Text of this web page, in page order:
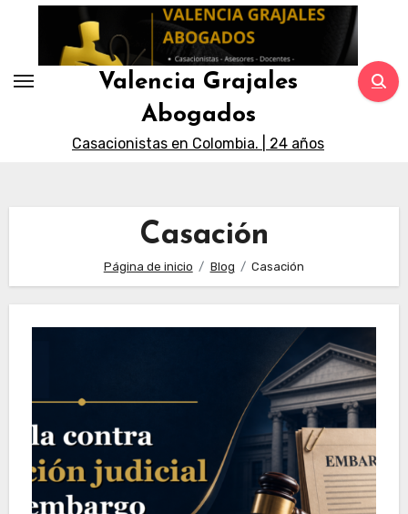
Saltar
contenido
Valencia Grajales
Abogados
Casacionistas en Colombia. | 24 años
Casación
Página de inicio Blog Casación